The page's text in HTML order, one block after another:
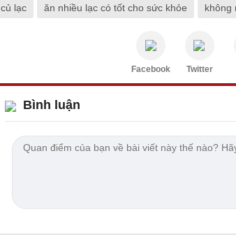
củ lạc ăn nhiều lạc có tốt cho sức khỏe không
Facebook Twitter
Bình luận